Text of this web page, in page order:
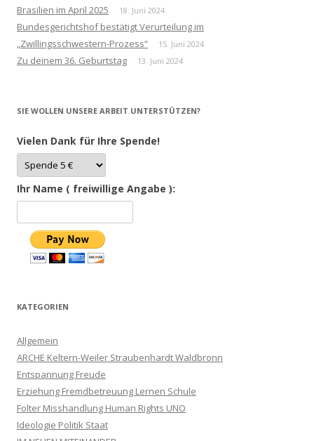
Brasilien im April 2025
18. Juni 2024
Bundesgerichtshof bestätigt Verurteilung im
„Zwillingsschwestern-Prozess“
15. Juni 2024
Zu deinem 36. Geburtstag 13. Juni 2024
SIE WOLLEN UNSERE ARBEIT UNTERSTÜTZEN?
Vielen Dank für Ihre Spende!
Ihr Name ( freiwillige Angabe ):
KATEGORIEN
Allgemein
ARCHE Keltern-Weiler Straubenhardt Waldbronn
Entspannung Freude
Erziehung Fremdbetreuung Lernen Schule
Folter Misshandlung Human Rights UNO
Ideologie Politik Staat